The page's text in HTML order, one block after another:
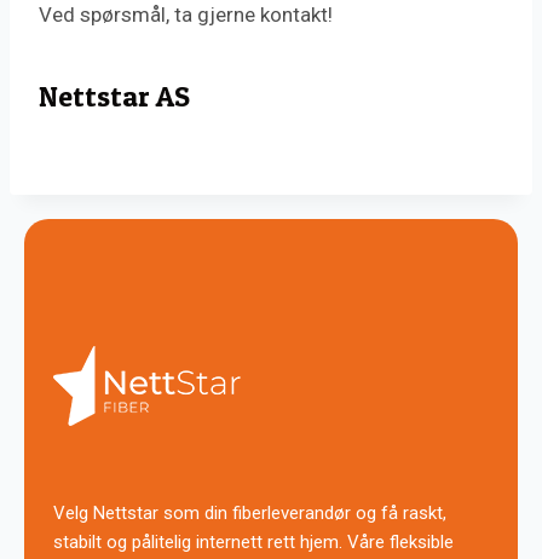
Ved spørsmål, ta gjerne kontakt!
Nettstar AS
Velg Nettstar som din fiberleverandør og få raskt,
stabilt og pålitelig internett rett hjem. Våre fleksible